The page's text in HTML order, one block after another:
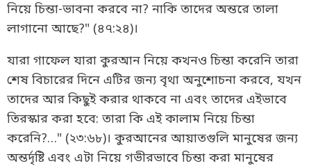
নিয়ে চিন্তা-ভাবনা করবে না? নাকি তাদের অন্তরে তালা
লাগানো আছে?" (৪৭:২৪)।
যারা গাফেল যারা কুরআন নিয়ে কখনও চিন্তা করেনি তারা
শেষ বিচারের দিনে এটির জন্য বৃথা অনুশোচনা করবে, যখন
তাদের আর কিছুই করার থাকবে না এবং তাদের এইভাবে
তিরস্কার করা হবে: তারা কি এই কালাম নিয়ে চিন্তা
করেনি?…" (২৩:৬৮)। কুরআনের আয়াতগুলি মানুষের জন্য
অন্তর্দৃষ্টি এবং এটা নিয়ে গভীরভাবে চিন্তা করা মানুষের